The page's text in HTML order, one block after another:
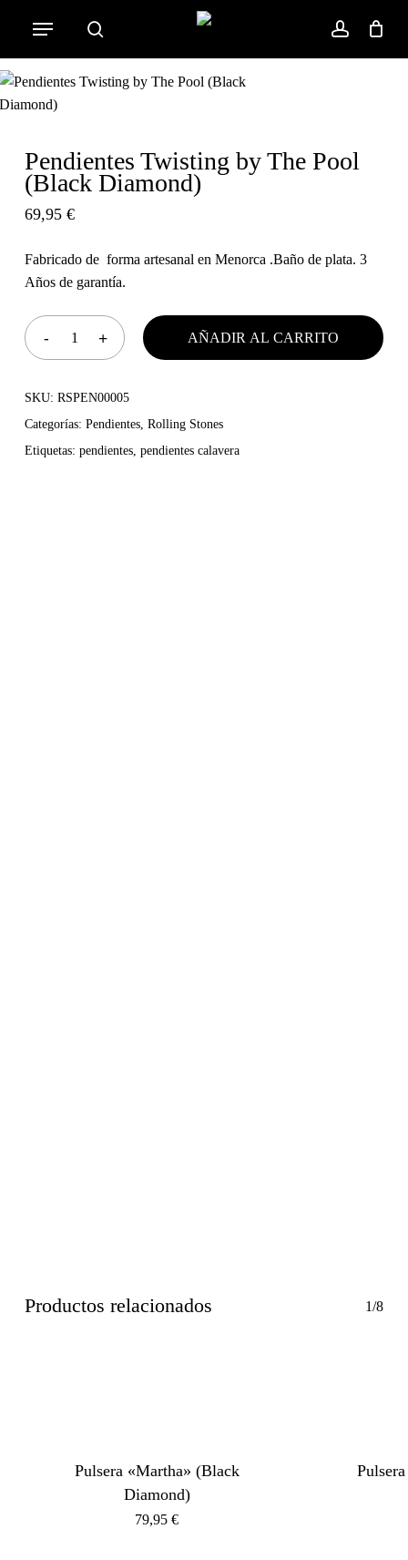
main
content
search account
Menu
Cart
Close
Pendientes Twisting by The Pool
(Black Diamond)
69,95 €
Fabricado de forma artesanal en Menorca .Baño de plata. 3
Años de garantía.
AÑADIR AL CARRITO
SKU: RSPEN00005
Categorías: Pendientes, Rolling Stones
Etiquetas: pendientes, pendientes calavera
Productos relacionados 1/8
Pulsera «Martha» (Black
Diamond)
79,95€